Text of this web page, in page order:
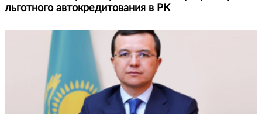
льготного автокредитования в РК